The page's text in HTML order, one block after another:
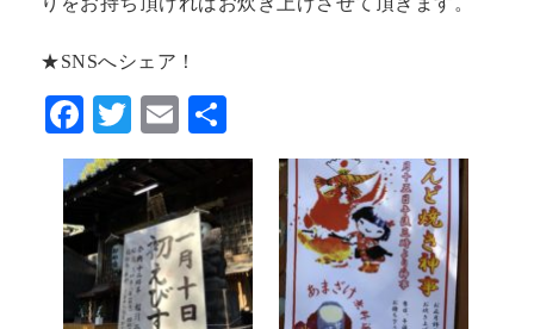
★SNSへシェア！
F
ac
eb
o
o
k
T
w
itt
er
E
m
l
有